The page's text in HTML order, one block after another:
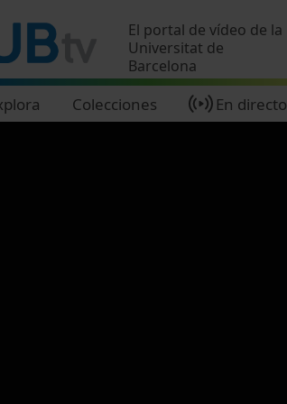
El portal de vídeo de la
Universitat de
Barcelona
Colecciones En directo